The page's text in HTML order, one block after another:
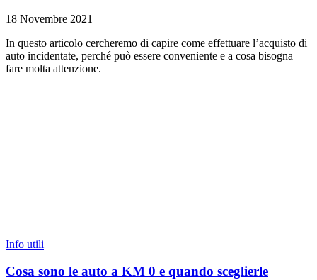
18 Novembre 2021
In questo articolo cercheremo di capire come effettuare l’acquisto di
auto incidentate, perché può essere conveniente e a cosa bisogna
fare molta attenzione.
Info utili
Cosa sono le auto a KM 0 e quando sceglierle